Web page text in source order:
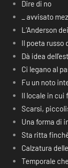
Dire di no
_ avvisato
L’Anderson
Il poeta russo
Dà idea
Ci legano al
Fu un noto
Il locale in cui
Scarsi,
Una forma di
Sta ritta
Calzatura
Temporale